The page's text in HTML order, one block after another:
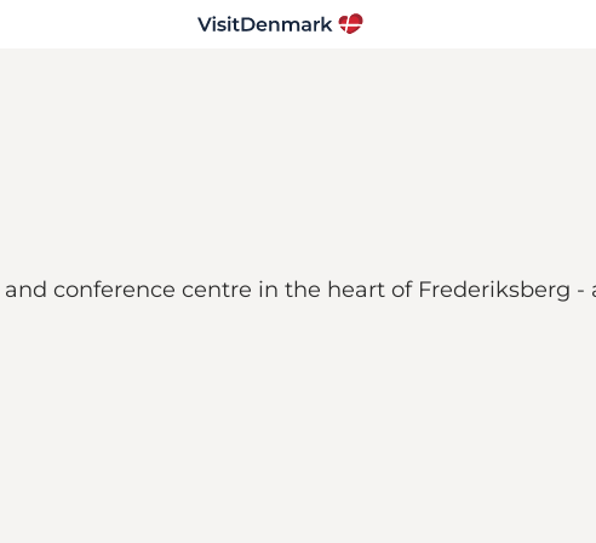
conference centre in the heart of Frederiksberg